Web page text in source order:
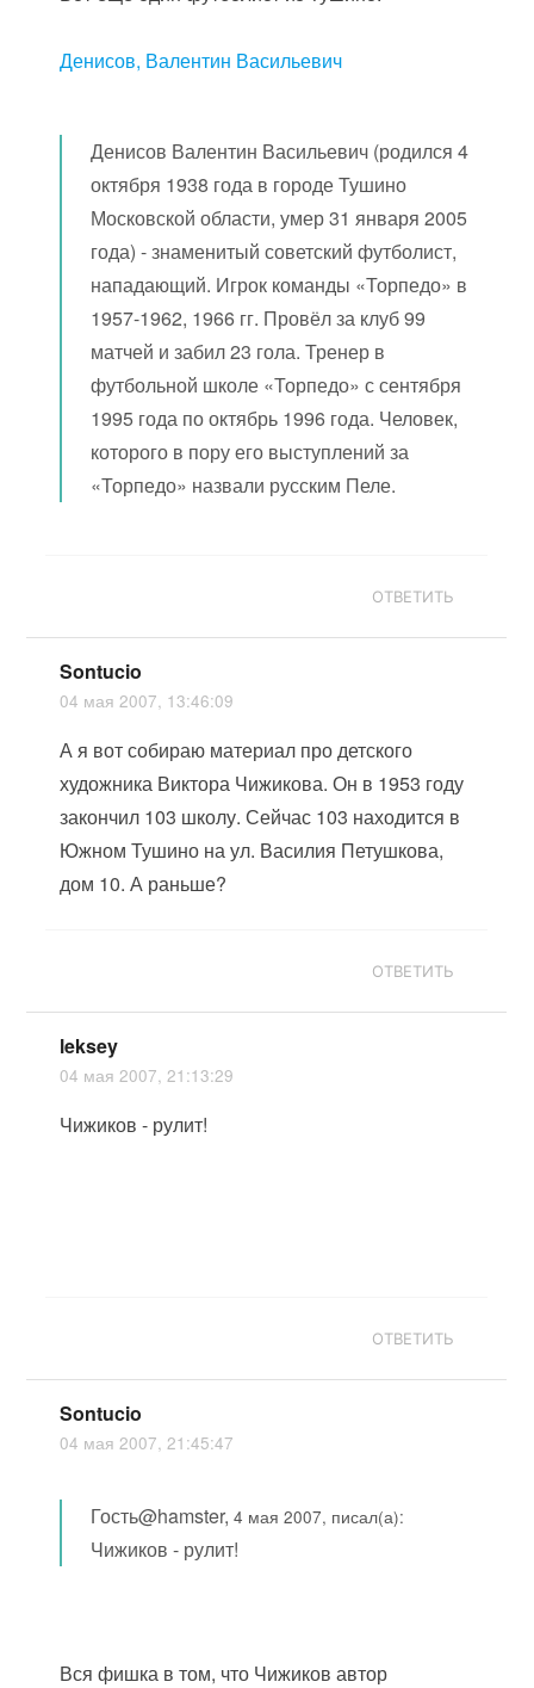
Денисов, Валентин Васильевич
Денисов Валентин Васильевич (родился 4
октября 1938 года в городе Тушино
Московской области, умер 31 января 2005
года) - знаменитый советский футболист,
нападающий. Игрок команды «Торпедо» в
1957-1962, 1966 гг. Провёл за клуб 99
матчей и забил 23 гола. Тренер в
футбольной школе «Торпедо» с сентября
1995 года по октябрь 1996 года. Человек,
которого в пору его выступлений за
«Торпедо» назвали русским Пеле.
ОТВЕТИТЬ
Sontucio
04 мая 2007, 13:46:09
А я вот собираю материал про детского
художника Виктора Чижикова. Он в 1953 году
закончил 103 школу. Сейчас 103 находится в
Южном Тушино на ул. Василия Петушкова,
дом 10. А раньше?
ОТВЕТИТЬ
leksey
04 мая 2007, 21:13:29
Чижиков - рулит!
ОТВЕТИТЬ
Sontucio
04 мая 2007, 21:45:47
Гость@hamster,4 мая 2007, писал(а):
Чижиков - рулит!
Вся фишка в том, что Чижиков автор